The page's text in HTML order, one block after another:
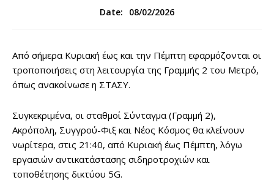
Date: 08/02/2026
Από σήμερα Κυριακή έως και την Πέμπτη εφαρμόζονται οι
τροποποιήσεις στη λειτουργία της Γραμμής 2 του Μετρό,
όπως ανακοίνωσε η ΣΤΑΣΥ.
Συγκεκριμένα, οι σταθμοί Σύνταγμα (Γραμμή 2),
Ακρόπολη, Συγγρού-Φιξ και Νέος Κόσμος θα κλείνουν
νωρίτερα, στις 21:40, από Κυριακή έως Πέμπτη, λόγω
εργασιών αντικατάστασης σιδηροτροχιών και
τοποθέτησης δικτύου 5G.